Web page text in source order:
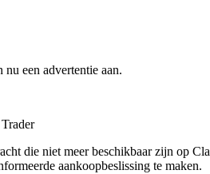
een advertentie aan.
die niet meer beschikbaar zijn op
aankoopbeslissing te maken.